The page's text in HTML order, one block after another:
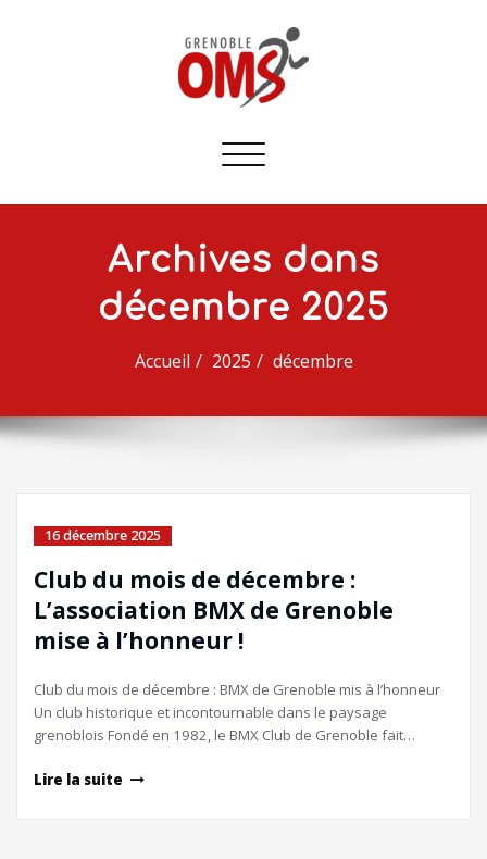
Afficher/masquer
navigation
Archives dans
décembre 2025
Accueil 2025 décembre
16 décembre 2025
Club du mois de décembre :
L’association BMX de Grenoble
mise à l’honneur !
Club du mois de décembre : BMX de Grenoble mis à l’honneur
Un club historique et incontournable dans le paysage
grenoblois Fondé en 1982, le BMX Club de Grenoble fait…
Lire la suite